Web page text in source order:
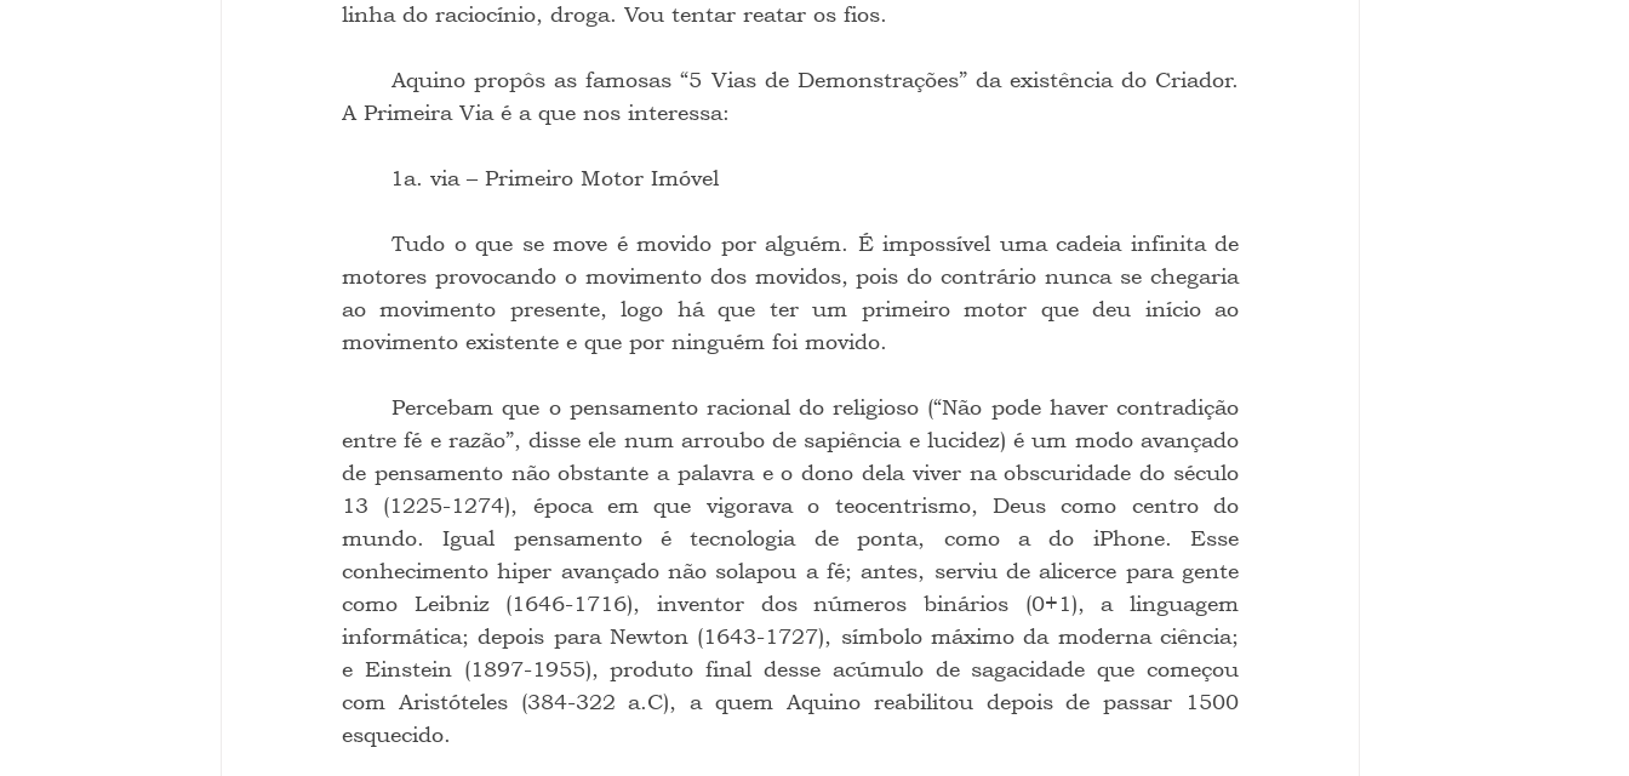
linha do raciocínio, droga. Vou tentar reatar os fios.
A Primeira Via é a que nos interessa:
	1a. via – Primeiro Motor Imóvel
	Tudo o que se move é movido por alguém. É impossível uma cadeia infinita de
motores provocando o movimento dos movidos, pois do contrário nunca se chegaria
ao movimento presente, logo há que ter um primeiro motor que deu início ao
movimento existente e que por ninguém foi movido.
	Percebam que o pensamento racional do religioso (“Não pode haver contradição
entre fé e razão”, disse ele num arroubo de sapiência e lucidez) é um modo avançado
de pensamento não obstante a palavra e o dono dela viver na obscuridade do século
13 (1225-1274), época em que vigorava o teocentrismo, Deus como centro do
mundo. Igual pensamento é tecnologia de ponta, como a do iPhone. Esse
conhecimento hiper avançado não solapou a fé; antes, serviu de alicerce para gente
como Leibniz (1646-1716), inventor dos números binários (0+1), a linguagem
informática; depois para Newton (1643-1727), símbolo máximo da moderna ciência;
e Einstein (1897-1955), produto final desse acúmulo de sagacidade que começou
com Aristóteles (384-322 a.C), a quem Aquino reabilitou depois de passar 1500
esquecido.